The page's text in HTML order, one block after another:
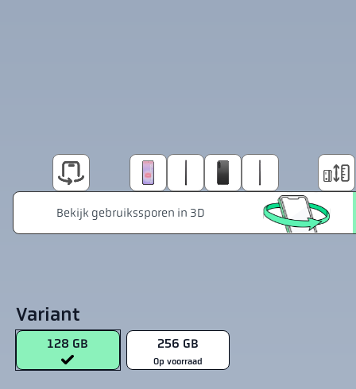
Variant
128 GB 256 GB
Op voorraad